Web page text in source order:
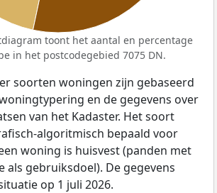
toont het aantal en percentage
in het postcodegebied 7075 DN.
soorten woningen zijn gebaseerd
en de gegevens over
van het Kadaster. Het soort
algoritmisch bepaald voor
woning is huisvest (panden met
als gebruiksdoel). De gegevens
op 1 juli 2026.